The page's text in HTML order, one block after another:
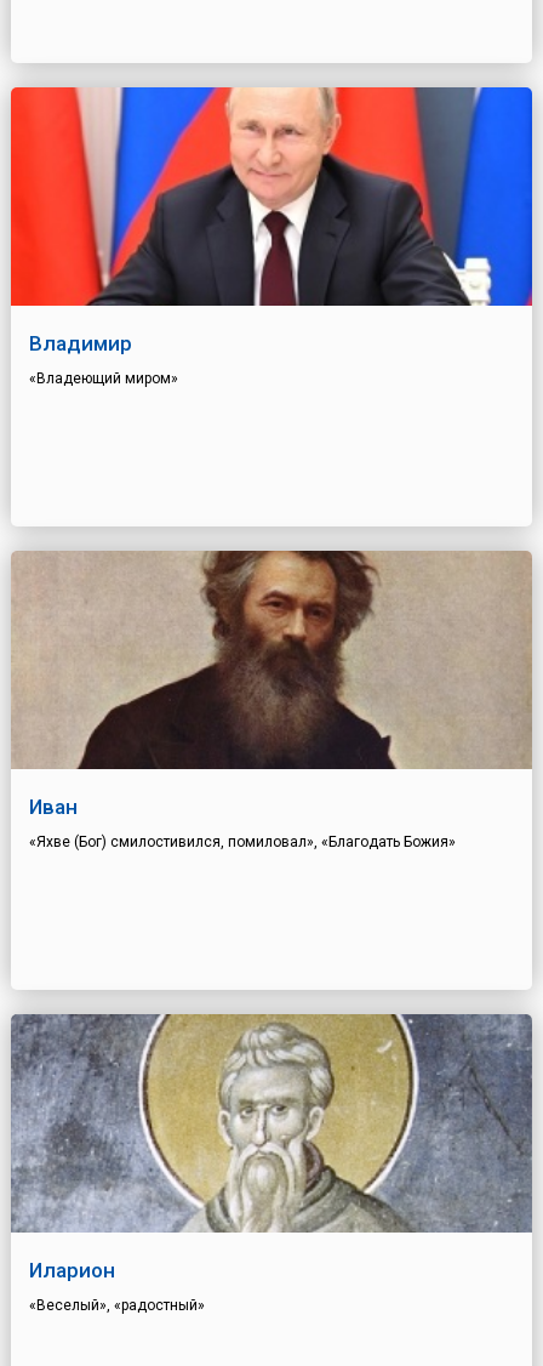
Владимир
«Владеющий миром»
Иван
«Яхве (Бог) смилостивился, помиловал», «Благодать Божия»
Иларион
«Веселый», «радостный»